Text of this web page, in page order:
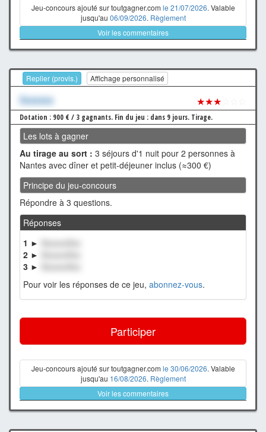
Jeu-concours ajouté sur toutgagner.com le 21/07/2026. Valable
jusqu'au 06/09/2026. Règlement
Voir les commentaires
Replier (provis.) Affichage personnalisé
Xxxxxxx ★★★
Dotation : 900 € / 3 gagnants. Fin du jeu : dans 9 jours. Tirage.
Les lots à gagner
Au tirage au sort : 3 séjours d'1 nuit pour 2 personnes à
Nantes avec dîner et petit-déjeuner inclus (≈300 €)
Principe du jeu-concours
Répondre à 3 questions.
Réponses
1 ►
XxxxxxXxx
2 ►
3 ►
Pour voir les réponses de ce jeu, abonnez-vous.
Participer
Jeu-concours ajouté sur toutgagner.com le 30/06/2026. Valable
jusqu'au 16/08/2026. Règlement
Voir les commentaires